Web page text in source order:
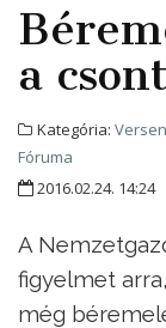
a
Kategória:
Fóruma
2016.02.24. 14:24
A
figyelmet
még